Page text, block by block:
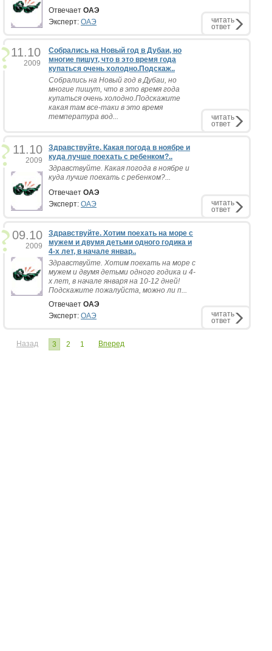
Отвечает ОАЭ
Эксперт: ОАЭ читать
ответ
11.10
2009
Собрались на Новый год в Дубаи, но
многие пишут, что в это время года
купаться очень холодно.Подскаж..
Собрались на Новый год в Дубаи, но
многие пишут, что в это время года
купаться очень холодно.Подскажите
какая там все-таки в это время
температура вод...
читать
ответ
11.10
2009
Здравствуйте. Какая погода в ноябре и
куда лучше поехать с ребенком?..
Здравствуйте. Какая погода в ноябре и
куда лучше поехать с ребенком?...
Отвечает ОАЭ
Эксперт: ОАЭ читать
ответ
09.10
2009
Здравствуйте. Хотим поехать на море с
мужем и двумя детьми одного годика и
4-х лет, в начале январ..
Здравствуйте. Хотим поехать на море с
мужем и двумя детьми одного годика и 4-
х лет, в начале января на 10-12 дней!
Подскажите пожалуйста, можно ли п...
Отвечает ОАЭ
Эксперт: ОАЭ читать
ответ
Назад 3 2 1 Вперед